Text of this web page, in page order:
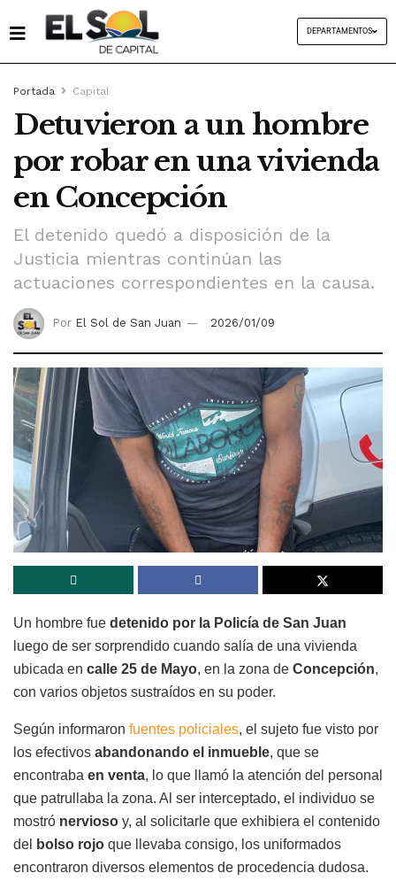
DEPARTAMENTOS
Portada Capital
Detuvieron a un hombre
por robar en una vivienda
en Concepción
El detenido quedó a disposición de la
Justicia mientras continúan las
actuaciones correspondientes en la causa.
Por El Sol de San Juan 2026/01/09
Un hombre fue detenido por la Policía de San Juan
luego de ser sorprendido cuando salía de una vivienda
ubicada en calle 25 de Mayo, en la zona de Concepción,
con varios objetos sustraídos en su poder.
Según informaron fuentes policiales, el sujeto fue visto por
los efectivos abandonando el inmueble, que se
encontraba en venta, lo que llamó la atención del personal
que patrullaba la zona. Al ser interceptado, el individuo se
mostró nervioso y, al solicitarle que exhibiera el contenido
del
bolso rojo que llevaba consigo, los uniformados
encontraron diversos elementos de procedencia dudosa.